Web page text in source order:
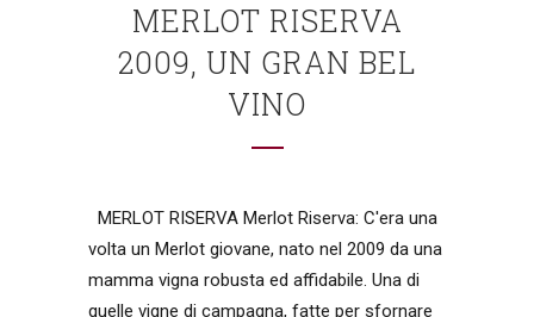
MERLOT RISERVA
2009, UN GRAN BEL
VINO
MERLOT RISERVA Merlot Riserva: C'era una
volta un Merlot giovane, nato nel 2009 da una
mamma vigna robusta ed affidabile. Una di
quelle vigne di campagna, fatte per sfornare